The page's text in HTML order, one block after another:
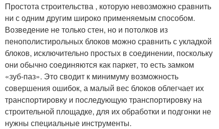
Простота строительства , которую невозможно сравнить
ни с одним другим широко применяемым способом.
Возведение не только стен, но и потолков из
пенополистирольных блоков можно сравнить с укладкой
блоков, исключительно простых в соединении, поскольку
они обычно соединяются как паркет, то есть замком
«зуб-паз». Это сводит к минимуму возможность
совершения ошибок, а малый вес блоков облегчает их
транспортировку и последующую транспортировку на
строительной площадке, для их обработки и подгонки не
нужны специальные инструменты.